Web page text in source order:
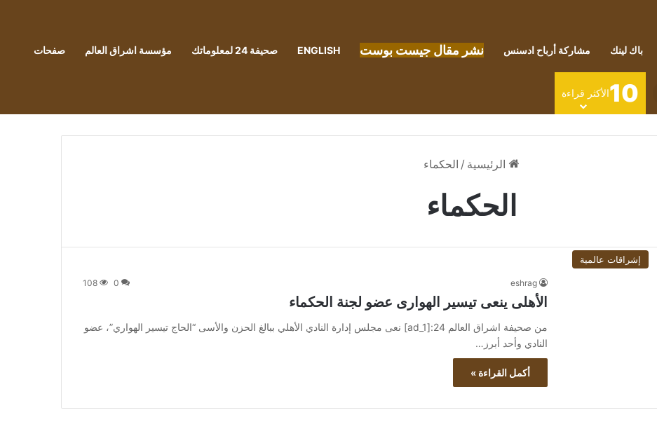
باك لينك مشاركة أرباح ادسنس نشر مقال جيست بوست ENGLISH صحيفة 24 لمعلوماتك مؤسسة اشراق العالم صفحات
10الأكثر قراءة
الرئيسية / الحكماء
الحكماء
إشراقات عالمية
eshrag
0
108
الأهلى ينعى تيسير الهوارى عضو لجنة الحكماء
من صحيفة اشراق العالم 24:[ad_1] نعى مجلس إدارة النادي الأهلي ببالغ الحزن والأسى “الحاج تيسير الهواري”، عضو
النادي وأحد أبرز…
أكمل القراءة »